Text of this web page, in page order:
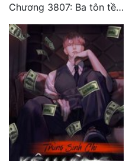
Vô Địch
Võ Hiệp
Xuyên Không
Xuyên Nhanh
Xuyên Sách
Xuyên Thư
Chương 3807: Ba tôn tề công Thiên Đình (2)